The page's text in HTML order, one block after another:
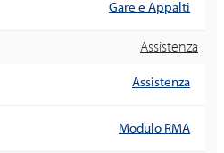
Gare e Appalti
Assistenza
Assistenza
Modulo RMA